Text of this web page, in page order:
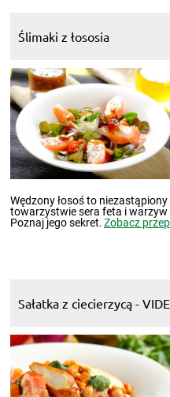
Ślimaki z łososia
Wędzony łosoś to
towarzystwie sera feta i
Poznaj jego sekret.Zobacz
Sałatka z ciecierzycą -